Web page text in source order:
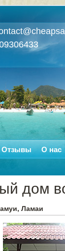
Отзывы О нас
дом
Ламаи